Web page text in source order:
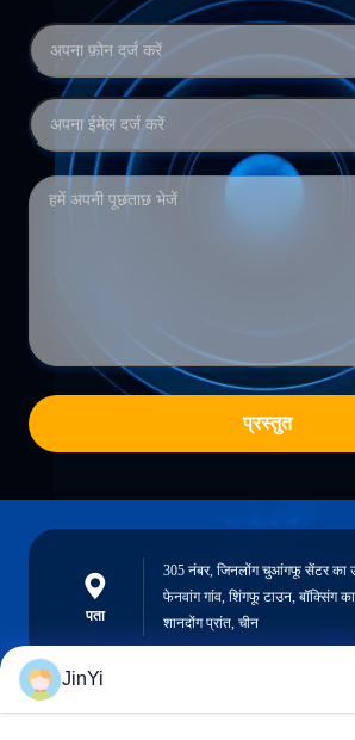
प्रस्तुत
पता
305 नंबर, जिनलोंग चुआंगफू सेंटर का
फेनवांग गांव, शिंगफू टाउन, बॉक्सिंग
शानदोंग प्रांत, चीन
JinYi